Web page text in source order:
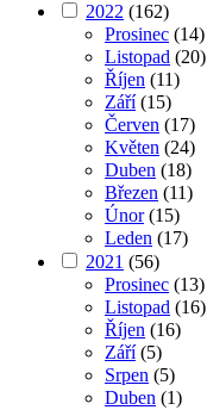
2022 (162)
Prosinec (14)
Listopad (20)
Říjen (11)
Září(15)
Červen (17)
Květen (24)
Duben (18)
Březen (11)
Únor(15)
Leden (17)
2021 (56)
Prosinec (13)
Listopad (16)
Říjen (16)
Září(5)
Srpen (5)
Duben (1)